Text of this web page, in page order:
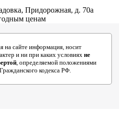
Придорожная, д. 70а
ценам
на сайте информация, носит
и ни при каких условиях не
, определяемой положениями
Гражданского кодекса РФ.